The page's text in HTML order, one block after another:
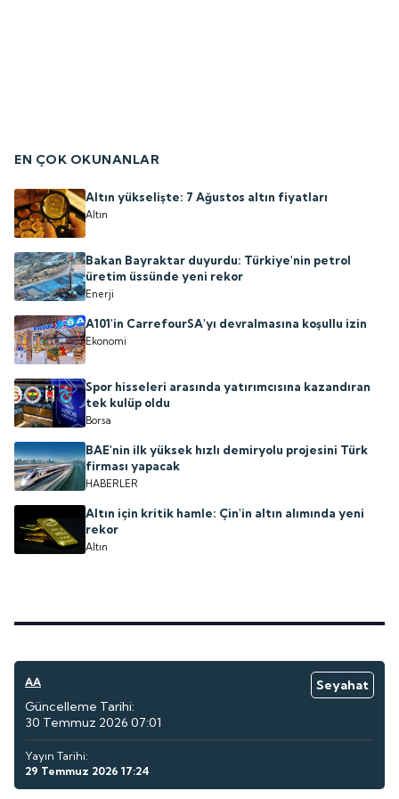
EN ÇOK OKUNANLAR
Altın yükselişte: 7 Ağustos altın fiyatları
Altın
Bakan Bayraktar duyurdu: Türkiye'nin petrol
üretim üssünde yeni rekor
Enerji
A101'in CarrefourSA'yı devralmasına koşullu izin
Ekonomi
Spor hisseleri arasında yatırımcısına kazandıran
tek kulüp oldu
Borsa
BAE'nin ilk yüksek hızlı demiryolu projesini Türk
firması yapacak
HABERLER
Altın için kritik hamle: Çin'in altın alımında yeni
rekor
Altın
AA
Seyahat
Güncelleme Tarihi:
30 Temmuz 2026 07:01
Yayın Tarihi:
29 Temmuz 2026 17:24